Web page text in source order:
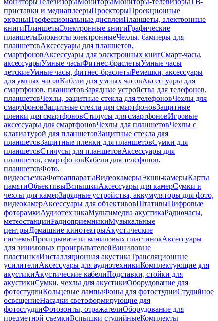
мониторыТелевизорыМониторыМониторы-телевизорыТВ-
приставки и медиаплеерыПроекторыПроекционные
экраныПрофессиональные дисплеиПланшеты, электронные
книгиПланшетыЭлектронные книгиГрафические
планшетыБлокноты электронныеЧехлы, бамперы для
планшетовАксессуары для планшетов,
смартфоновАксессуары для электронных книгСмарт-часы,
аксессуарыУмные часыФитнес-браслетыУмные часы
детскиеУмные часы, фитнес-браслетыРемешки, аксессуары
для умных часовКабели для умных часовАксессуары для
смартфонов, планшетовЗарядные устройства для телефонов,
планшетовЧехлы, защитные стекла для телефоновЧехлы для
смартфоновЗащитные стекла для смартфоновЗащитные
пленки для смартфоновСтилусы для смартфоновИгровые
аксессуары для смартфоновЧехлы для планшетовЧехлы с
клавиатурой для планшетовЗащитные стекла для
планшетовЗащитные пленки для планшетовСумки для
планшетовСтилусы для планшетовАксессуары для
планшетов, смартфоновКабели для телефонов,
планшетовФото,
видеосъемкаФотоаппаратыВидеокамерыЭкшн-камерыКарты
памятиОбъективыВспышкиАксессуары для камерСумки и
чехлы для камерЗарядные устройства, аккумуляторы для фото,
видеокамерАксессуары для объективовШтативыЦифровые
фоторамкиАудиотехникаМультимедиа акустикаРадиочасы,
метеостанцииРадиоприемникиМузыкальные
центрыДомашние кинотеатрыАкустические
системыПроигрыватели виниловых пластинокАксессуары
для виниловых проигрывателейВиниловые
пластинкиИнсталляционная акустикаТрансляционные
усилителиАксессуары для аудиотехникиКомплектующие для
акустикиАкустические кабелиПодставки, стойки для
акустикиСумки, чехлы для акустикиОборудование для
фотостудииКольцевые лампыФоны для фотостудииСтудийное
освещениеНасадки светоформирующие для
фотостудииФотозонты, отражателиОборудование для
предметной съемкиВспышки студийныеКомплекты